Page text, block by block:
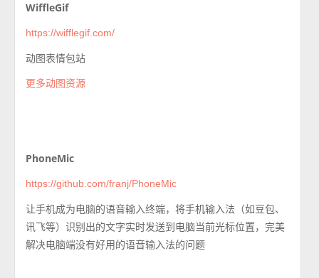
WiffleGif
https://wifflegif.com/
动图表情包站
更多动图资源
PhoneMic
https://github.com/franj/PhoneMic
让手机成为电脑的语音输入终端，将手机输入法（如豆包、
讯飞等）识别出的文字实时发送到电脑当前光标位置，完美
解决电脑端没有好用的语音输入法的问题